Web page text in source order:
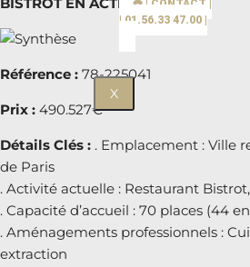
☎️ | CONTACT |
| 01.56.33 47.00 |
X
Référence : 78-225041
Prix : 490.527€
Détails Clés : . Emplacement : Ville
de Paris
. Activité actuelle : Restaurant
. Capacité d’accueil : 70 places (44
. Aménagements professionnels :
extraction